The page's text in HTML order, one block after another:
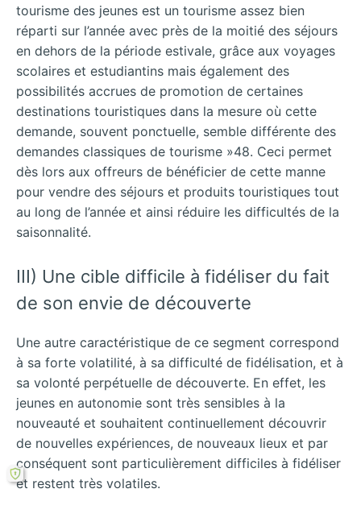
tourisme des jeunes est un tourisme assez bien
réparti sur l’année avec près de la moitié des séjours
en dehors de la période estivale, grâce aux voyages
scolaires et estudiantins mais également des
possibilités accrues de promotion de certaines
destinations touristiques dans la mesure où cette
demande, souvent ponctuelle, semble différente des
demandes classiques de tourisme »48. Ceci permet
dès lors aux offreurs de bénéficier de cette manne
pour vendre des séjours et produits touristiques tout
au long de l’année et ainsi réduire les difficultés de la
saisonnalité.
III) Une cible difficile à fidéliser du fait
de son envie de découverte
Une autre caractéristique de ce segment correspond
à sa forte volatilité, à sa difficulté de fidélisation, et à
sa volonté perpétuelle de découverte. En effet, les
jeunes en autonomie sont très sensibles à la
nouveauté et souhaitent continuellement découvrir
de nouvelles expériences, de nouveaux lieux et par
conséquent sont particulièrement difficiles à fidéliser
et restent très volatiles.